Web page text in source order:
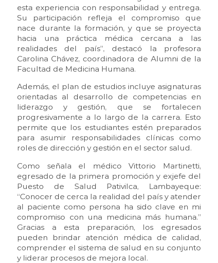
esta experiencia con responsabilidad y entrega.
Su participación refleja el compromiso que
nace durante la formación, y que se proyecta
hacia una práctica médica cercana a las
realidades del país”, destacó la profesora
Carolina Chávez, coordinadora de Alumni de la
Facultad de Medicina Humana.
Además, el plan de estudios incluye asignaturas
orientadas al desarrollo de competencias en
liderazgo y gestión, que se fortalecen
progresivamente a lo largo de la carrera. Esto
permite que los estudiantes estén preparados
para asumir responsabilidades clínicas como
roles de dirección y gestión en el sector salud.
Como señala el médico Vittorio Martinetti,
egresado de la primera promoción y exjefe del
Puesto de Salud Pativilca, Lambayeque:
“Conocer de cerca la realidad del país y atender
al paciente como persona ha sido clave en mi
compromiso con una medicina más humana.”
Gracias a esta preparación, los egresados
pueden brindar atención médica de calidad,
comprender el sistema de salud en su conjunto
y liderar procesos de mejora local.